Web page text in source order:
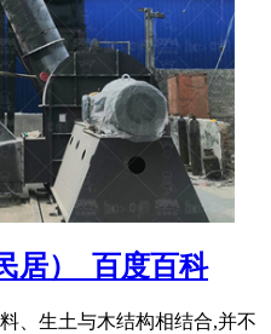
居）_百度百科
、生土与木结构相结合,并不